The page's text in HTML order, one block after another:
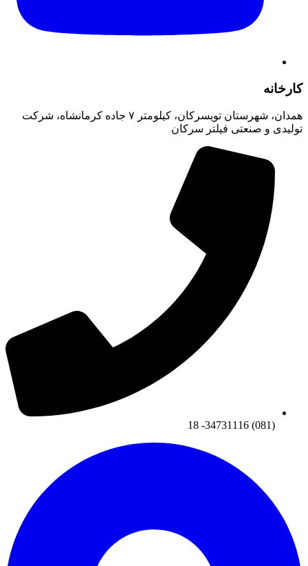
کارخانه
همدان، شهرستان تویسرکان، کیلومتر ۷ جاده کرمانشاه، شرکت
تولیدی و صنعتی فیلتر سرکان
(081) 34731116- 18